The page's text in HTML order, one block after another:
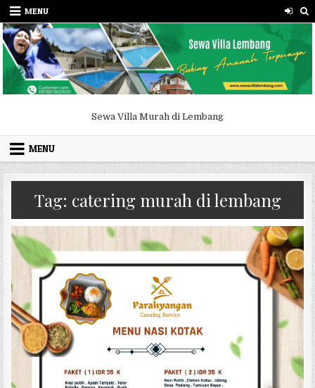
Skip to content
MENU
Sewa Villa Murah di Lembang
MENU
Tag: catering murah di lembang